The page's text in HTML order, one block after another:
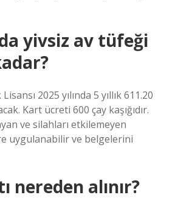
yivsiz av tüfeği
2025 yılında 5 yıllık 611.20
Kart ücreti 600 çay kaşığıdır.
ve silahları etkilemeyen
uygulanabilir ve belgelerini
nereden alınır?